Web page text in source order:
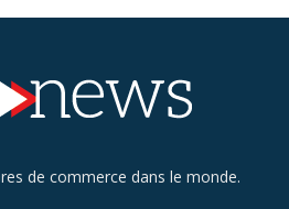
de commerce dans le monde.